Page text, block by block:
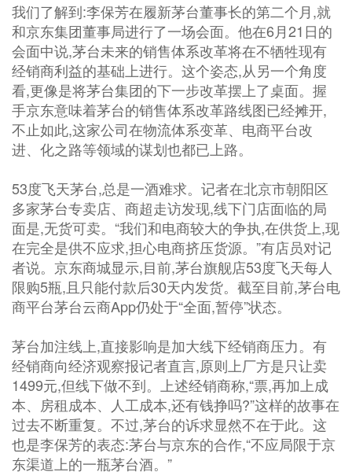
我们了解到:李保芳在履新茅台董事长的第二个月,就
和京东集团董事局进行了一场会面。他在6月21日的
会面中说,茅台未来的销售体系改革将在不牺牲现有
经销商利益的基础上进行。这个姿态,从另一个角度
看,更像是将茅台集团的下一步改革摆上了桌面。握
手京东意味着茅台的销售体系改革路线图已经摊开,
不止如此,这家公司在物流体系变革、电商平台改
进、化之路等领域的谋划也都已上路。
53度飞天茅台,总是一酒难求。记者在北京市朝阳区
多家茅台专卖店、商超走访发现,线下门店面临的局
面是,无货可卖。“我们和电商较大的争执,在供货上,现
在完全是供不应求,担心电商挤压货源。”有店员对记
者说。京东商城显示,目前,茅台旗舰店53度飞天每人
限购5瓶,且只能付款后30天内发货。截至目前,茅台电
商平台茅台云商App仍处于“全面,暂停”状态。
茅台加注线上,直接影响是加大线下经销商压力。有
经销商向经济观察报记者直言,原则上厂方是只让卖
1499元,但线下做不到。上述经销商称,“票,再加上成
本、房租成本、人工成本,还有钱挣吗?”这样的故事在
过去不断重复。不过,茅台的诉求显然不在于此。这
也是李保芳的表态:茅台与京东的合作,“不应局限于京
东渠道上的一瓶茅台酒。”